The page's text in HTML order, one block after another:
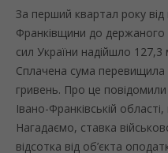
За перший квартал року від
Франківщини до
сил України надійшло
Сплачена сума перевищила
гривень. Про це
Івано-Франківській області,
Нагадаємо, ставка
відсотка від об’єкта